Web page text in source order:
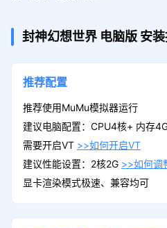
封神幻想世界 电脑版 安
推荐配置
推荐使用MuMu模拟器运行
建议电脑配置：CPU4核+ 内存
需要开启VT >>如何开启VT
建议性能设置：2核2G >>如何调
显卡渲染模式极速、兼容均可